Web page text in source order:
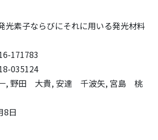
光素子ならびにそれに用いる発光材料
171783
035124
, 野田 大貴, 安達 千波矢, 宮島 桃
8日